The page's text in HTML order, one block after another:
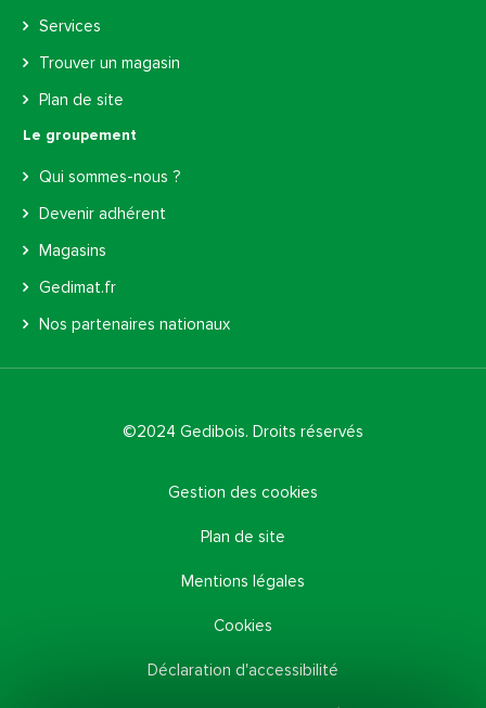
Services
Trouver un magasin
Plan de site
Le groupement
Qui sommes-nous ?
Devenir adhérent
Magasins
Gedimat.fr
Nos partenaires nationaux
©2024 Gedibois. Droits réservés
Gestion des cookies
Plan de site
Mentions légales
Cookies
Déclaration d'accessibilité